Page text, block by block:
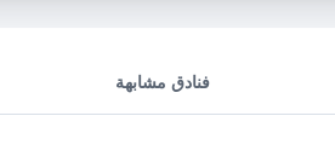
فنادق مشابهة